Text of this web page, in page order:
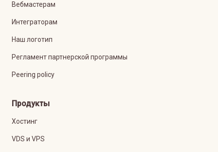
Вебмастерам
Интеграторам
Наш логотип
Регламент партнерской программы
Peering policy
Продукты
Хостинг
VDS и VPS